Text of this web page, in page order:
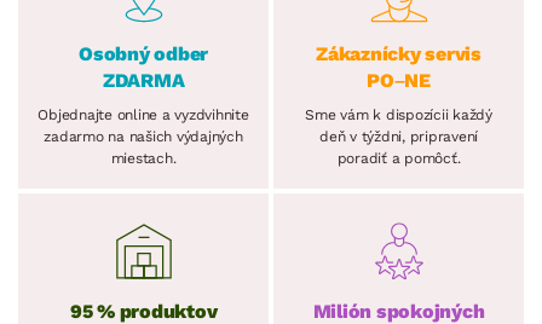
Osobný odber
ZDARMA
Objednajte online a vyzdvihnite
zadarmo na našich výdajných
miestach.
Zákaznícky servis
PO–NE
Sme vám k dispozícii každý
deň v týždni, pripravení
poradiť a pomôcť.
95 % produktov
Milión spokojných